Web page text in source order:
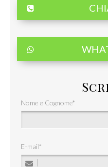
Nome e Cognome*
E-mail*